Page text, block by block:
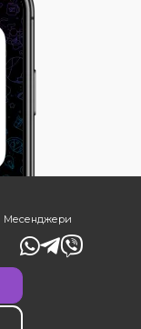
Месенджери